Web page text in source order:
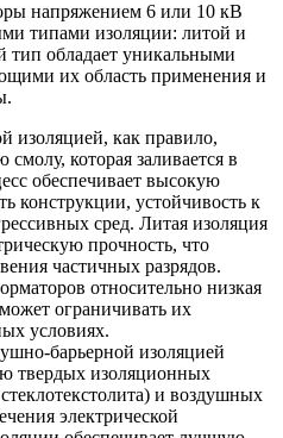
напряжением 6 или 10 кВ
типами изоляции: литой и
обладает уникальными
их область применения и
изоляцией, как правило,
которая заливается в
обеспечивает высокую
конструкции, устойчивость к
сред. Литая изоляция
прочность, что
частичных разрядов.
относительно низкая
ограничивать их
условиях.
барьерной изоляцией
твердых изоляционных
и воздушных
электрической